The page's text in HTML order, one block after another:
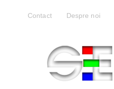
Contact Despre noi